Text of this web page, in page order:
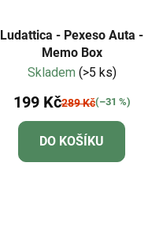
Ludattica - Pexeso Auta -
Memo Box
Skladem (>5 ks)
199 Kč289 Kč(–31 %)
DO KOŠÍKU